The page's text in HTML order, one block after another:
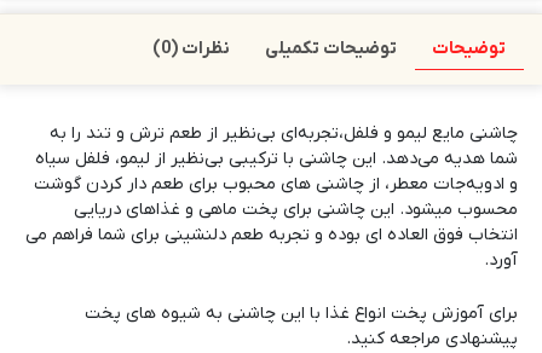
توضیحات توضیحات تکمیلی نظرات (0)
چاشنی مایع لیمو و فلفل،تجربه‌ای بی‌نظیر از طعم ترش و تند را به
شما هدیه می‌دهد. این چاشنی با ترکیبی بی‌نظیر از لیمو، فلفل سیاه
و ادویه‌جات معطر، از چاشنی های محبوب برای طعم دار کردن گوشت
محسوب میشود. این چاشنی برای پخت ماهی و غذاهای دریایی
انتخاب فوق العاده ای بوده و تجربه طعم دلنشینی برای شما فراهم می
آورد.
برای آموزش پخت انواع غذا با این چاشنی به شیوه های پخت
پیشنهادی مراجعه کنید.